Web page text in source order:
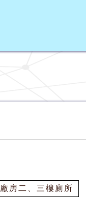
廠房二、三樓廁所